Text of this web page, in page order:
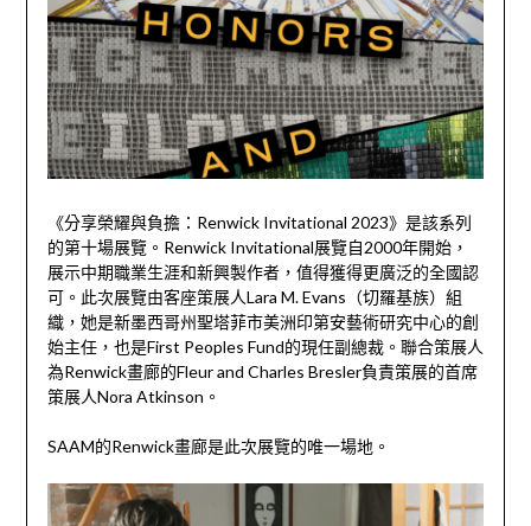
《分享榮耀與負擔：Renwick Invitational 2023》是該系列
的第十場展覽。Renwick Invitational展覽自2000年開始，
展示中期職業生涯和新興製作者，值得獲得更廣泛的全國認
可。此次展覽由客座策展人Lara M. Evans（切羅基族）組
織，她是新墨西哥州聖塔菲市美洲印第安藝術研究中心的創
始主任，也是First Peoples Fund的現任副總裁。聯合策展人
為Renwick畫廊的Fleur and Charles Bresler負責策展的首席
策展人Nora Atkinson。
SAAM的Renwick畫廊是此次展覽的唯一場地。